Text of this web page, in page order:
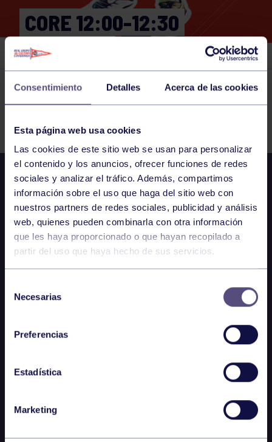
Consentimiento Detalles Acerca de las cookies
Esta página web usa cookies
Las cookies de este sitio web se usan para personalizar
el contenido y los anuncios, ofrecer funciones de redes
sociales y analizar el tráfico. Además, compartimos
información sobre el uso que haga del sitio web con
nuestros partners de redes sociales, publicidad y análisis
web, quienes pueden combinarla con otra información
que les haya proporcionado o que hayan recopilado a
partir del uso que haya hecho de sus servicios.
Necesarias
Preferencias
Estadística
Marketing
CORE 12:00-12:30
GIMNASIO